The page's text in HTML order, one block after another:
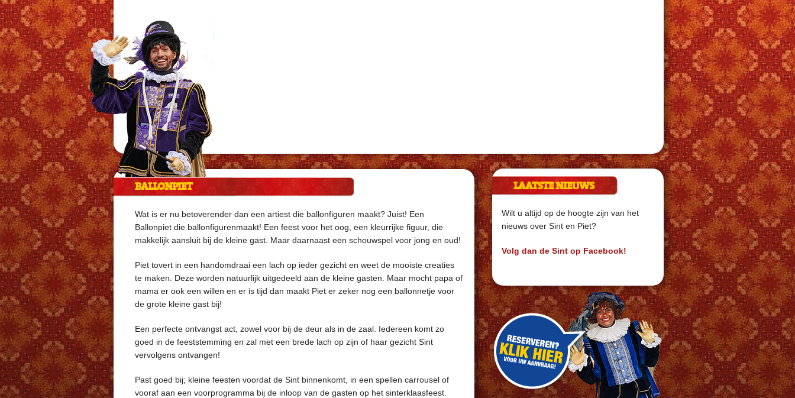
BALLONPIET
Wat is er nu betoverender dan een artiest die ballonfiguren maakt? Juist! Een
Ballonpiet die ballonfigurenmaakt! Een feest voor het oog, een kleurrijke figuur, die
makkelijk aansluit bij de kleine gast. Maar daarnaast een schouwspel voor jong en oud!
Piet tovert in een handomdraai een lach op ieder gezicht en weet de mooiste creaties
te maken. Deze worden natuurlijk uitgedeeld aan de kleine gasten. Maar mocht papa of
mama er ook een willen en er is tijd dan maakt Piet er zeker nog een ballonnetje voor
de grote kleine gast bij!
Een perfecte ontvangst act, zowel voor bij de deur als in de zaal. Iedereen komt zo
goed in de feeststemming en zal met een brede lach op zijn of haar gezicht Sint
vervolgens ontvangen!
Past goed bij; kleine feesten voordat de Sint binnenkomt, in een spellen carrousel of
vooraf aan een voorprogramma bij de inloop van de gasten op het sinterklaasfeest.
LAATSTE NIEUWS
Wilt u altijd op de hoogte zijn van het
nieuws over Sint en Piet?
Volg dan de Sint op Facebook!